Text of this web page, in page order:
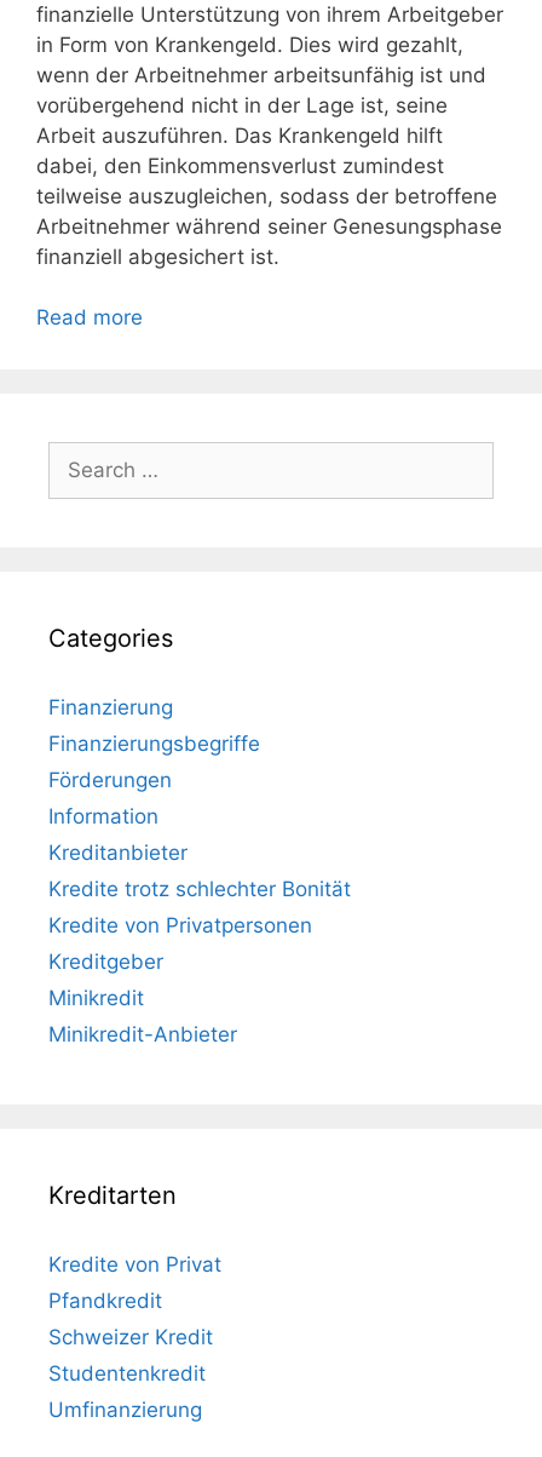
finanzielle Unterstützung von ihrem Arbeitgeber
in Form von Krankengeld. Dies wird gezahlt,
wenn der Arbeitnehmer arbeitsunfähig ist und
vorübergehend nicht in der Lage ist, seine
Arbeit auszuführen. Das Krankengeld hilft
dabei, den Einkommensverlust zumindest
teilweise auszugleichen, sodass der betroffene
Arbeitnehmer während seiner Genesungsphase
finanziell abgesichert ist.
Read more
Search
for:
Categories
Finanzierung
Finanzierungsbegriffe
Förderungen
Information
Kreditanbieter
Kredite trotz schlechter Bonität
Kredite von Privatpersonen
Kreditgeber
Minikredit
Minikredit-Anbieter
Kreditarten
Kredite von Privat
Pfandkredit
Schweizer Kredit
Studentenkredit
Umfinanzierung